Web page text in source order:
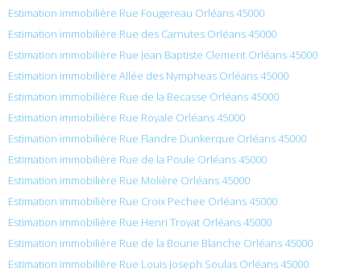
Estimation immobilière Rue Fougereau Orléans 45000
Estimation immobilière Rue des Carnutes Orléans 45000
Estimation immobilière Rue Jean Baptiste Clement Orléans 45000
Estimation immobilière Allée des Nympheas Orléans 45000
Estimation immobilière Rue de la Becasse Orléans 45000
Estimation immobilière Rue Royale Orléans 45000
Estimation immobilière Rue Flandre Dunkerque Orléans 45000
Estimation immobilière Rue de la Poule Orléans 45000
Estimation immobilière Rue Molière Orléans 45000
Estimation immobilière Rue Croix Pechee Orléans 45000
Estimation immobilière Rue Henri Troyat Orléans 45000
Estimation immobilière Rue de la Bourie Blanche Orléans 45000
Estimation immobilière Rue Louis Joseph Soulas Orléans 45000